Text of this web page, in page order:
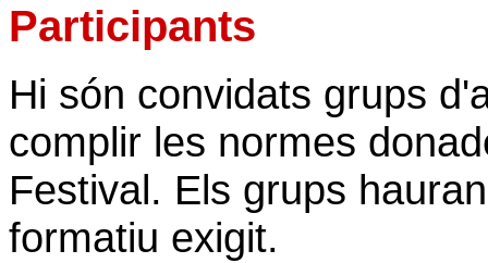
Participants
Hi són convidats grups
complir les normes
Festival. Els grups
formatiu exigit.